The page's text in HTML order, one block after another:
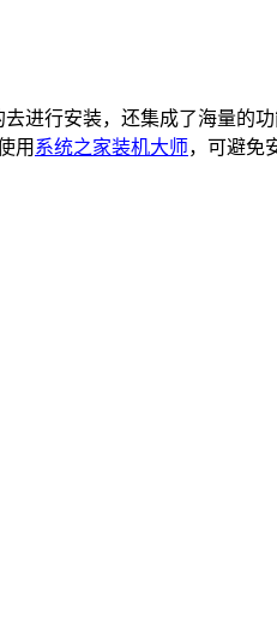
行安装，还集成了海量的
用 系统之家装机大师，可避免